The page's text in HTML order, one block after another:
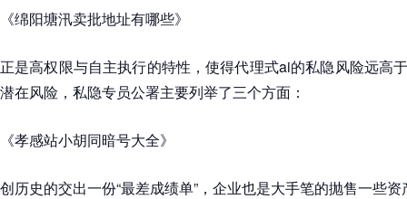
《绵阳塘汛卖批地址有哪些》
正是高权限与自主执行的特性，使得代理式ai的私隐风险远高
潜在风险，私隐专员公署主要列举了三个方面：
《孝感站小胡同暗号大全》
创历史的交出一份“最差成绩单”，企业也是大手笔的抛售一些资